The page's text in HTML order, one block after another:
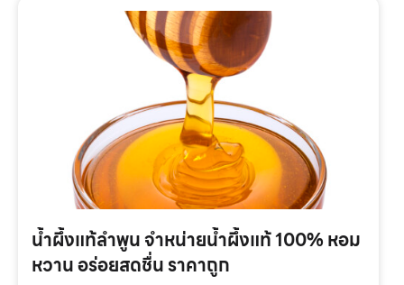
น้ำผึ้งแท้ลำพูน จำหน่ายน้ำผึ้งแท้ 100% หอม
หวาน อร่อยสดชื่น ราคาถูก